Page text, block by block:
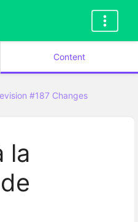
Content
#187 Changes
la